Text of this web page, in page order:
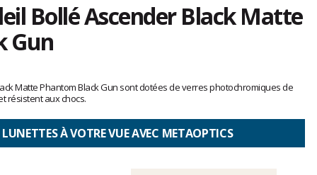
Bollé Ascender Black Matte
Gun
Matte Phantom Black Gun sont dotées de verres photochromiques de
résistent aux chocs.
À VOTRE VUE AVEC METAOPTICS